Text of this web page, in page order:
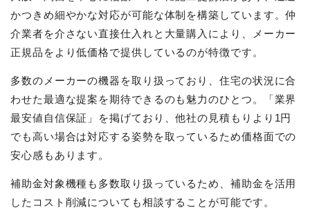
かつきめ細やかな対応が可能な体制を構築しています。仲
介業者を介さない直接仕入れと大量購入により、メーカー
正規品をより低価格で提供しているのが特徴です。
多数のメーカーの機器を取り扱っており、住宅の状況に合
わせた最適な提案を期待できるのも魅力のひとつ。「業界
最安値自信保証」を掲げており、他社の見積もりより1円
でも高い場合は対応する姿勢を取っているため価格面での
安心感もあります。
補助金対象機種も多数取り扱っているため、補助金を活用
したコスト削減についても相談することが可能です。